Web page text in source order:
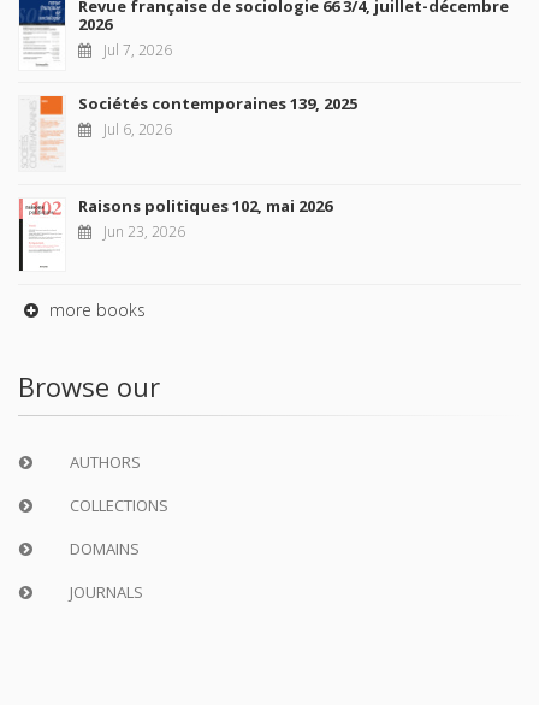
Revue française de sociologie 66 3/4, juillet-décembre
2026
Jul 7, 2026
Sociétés contemporaines 139, 2025
Jul 6, 2026
Raisons politiques 102, mai 2026
Jun 23, 2026
more books
Browse our
AUTHORS
COLLECTIONS
DOMAINS
JOURNALS